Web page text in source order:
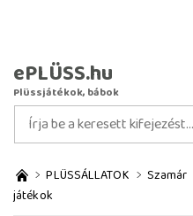
ePLÜSS.hu
Plüssjátékok, bábok
PLÜSSÁLLATOK Szamár
játékok